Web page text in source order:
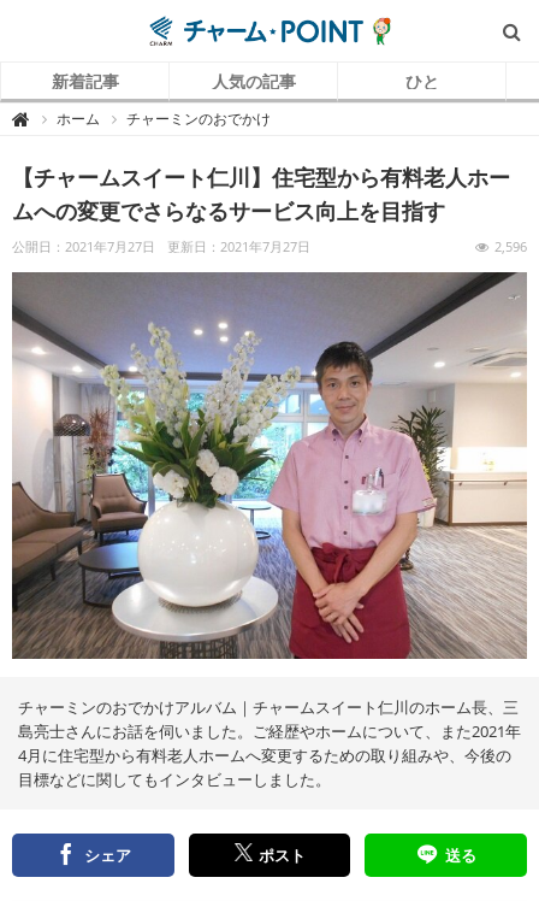
新着記事 人気の記事 ひと
 チ
P
O
N
（
ャ
ポ
イ
ン
ト
）
介
で
ア
ル
を
伝
え
る
情
報
メ
デ
ィ
ア
ホーム チャーミンのおでかけ
【チャームスイート仁川】住宅型から有料老人ホー
ムへの変更でさらなるサービス向上を目指す
公開日：2021年7月27日 更新日：2021年7月27日 2,596
チャーミンのおでかけアルバム｜チャームスイート仁川のホーム長、三
島亮士さんにお話を伺いました。ご経歴やホームについて、また2021年
4月に住宅型から有料老人ホームへ変更するための取り組みや、今後の
目標などに関してもインタビューしました。
シェア ポスト 送る